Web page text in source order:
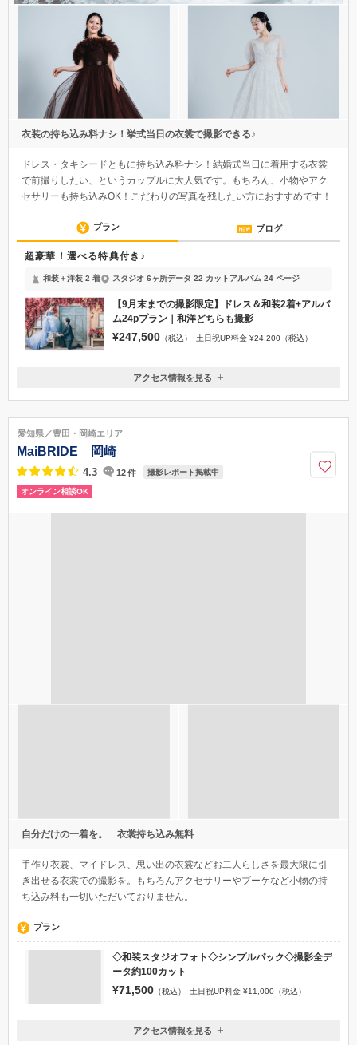
衣装の持ち込み料ナシ！挙式当日の衣裳で撮影できる♪
ドレス・タキシードともに持ち込み料ナシ！結婚式当日に着用する衣裳
で前撮りしたい、というカップルに大人気です。もちろん、小物やアク
セサリーも持ち込みOK！こだわりの写真を残したい方におすすめです！
プラン ブログ
超豪華！選べる特典付き♪
和装＋洋装 2 着 スタジオ 6ヶ所データ 22 カット アルバム 24 ページ
【9月末までの撮影限定】ドレス＆和装2着+アルバ
ム24pプラン｜和洋どちらも撮影
¥247,500 （税込） 土日祝UP料金 ¥24,200（税込）
東京都渋谷区渋谷1-23-16 cocoti（ココチ）4F
駅」より明治通りを原宿方面に徒歩4分
アクセス情報を見る
愛知県／豊田・岡崎エリア
MaiBRIDE 岡崎
4.3 12件 撮影レポート掲載中
オンライン相談OK
自分だけの一着を。 衣裳持ち込み無料
手作り衣裳、マイドレス、思い出の衣裳などお二人らしさを最大限に引
き出せる衣裳での撮影を。もちろんアクセサリーやブーケなど小物の持
ち込み料も一切いただいておりません。
ータ約100カット